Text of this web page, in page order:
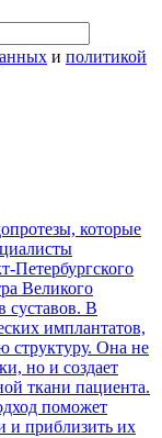
и политикой
которые
Петербургского
Великого
суставов. В
имплантатов,
структуру. Она не
но и создает
ткани пациента.
поможет
и приблизить их